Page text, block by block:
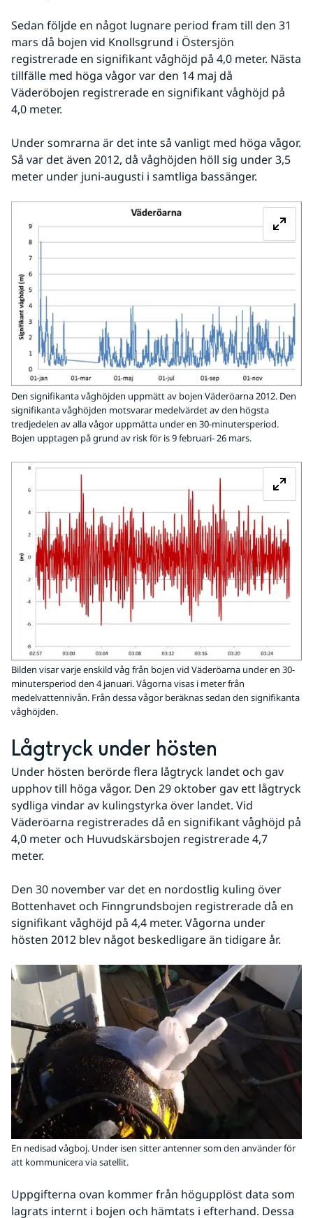
Sedan följde en något lugnare period fram till den 31
mars då bojen vid Knollsgrund i Östersjön
registrerade en signifikant våghöjd på 4,0 meter. Nästa
tillfälle med höga vågor var den 14 maj då
Väderöbojen registrerade en signifikant våghöjd på
4,0 meter.
Under somrarna är det inte så vanligt med höga vågor.
Så var det även 2012, då våghöjden höll sig under 3,5
meter under juni-augusti i samtliga bassänger.
Den signifikanta våghöjden uppmätt av bojen Väderöarna 2012. Den
signifikanta våghöjden motsvarar medelvärdet av den högsta
tredjedelen av alla vågor uppmätta under en 30-minutersperiod.
Bojen upptagen på grund av risk för is 9 februari- 26 mars.
Bilden visar varje enskild våg från bojen vid Väderöarna under en 30-
minutersperiod den 4 januari. Vågorna visas i meter från
medelvattennivån. Från dessa vågor beräknas sedan den signifikanta
våghöjden.
Lågtryck under hösten
Under hösten berörde flera lågtryck landet och gav
upphov till höga vågor. Den 29 oktober gav ett lågtryck
sydliga vindar av kulingstyrka över landet. Vid
Väderöarna registrerades då en signifikant våghöjd på
4,0 meter och Huvudskärsbojen registrerade 4,7
meter.
Den 30 november var det en nordostlig kuling över
Bottenhavet och Finngrundsbojen registrerade då en
signifikant våghöjd på 4,4 meter. Vågorna under
hösten 2012 blev något beskedligare än tidigare år.
En nedisad vågboj. Under isen sitter antenner som den använder för
att kommunicera via satellit.
Uppgifterna ovan kommer från högupplöst data som
lagrats internt i bojen och hämtats i efterhand. Dessa